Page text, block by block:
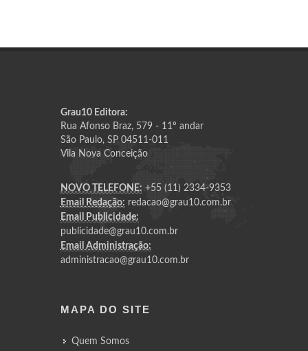
Grau10 Editora:
Rua Afonso Braz, 579 - 11º andar
São Paulo, SP 04511-011
Vila Nova Conceição
NOVO TELEFONE: +55 (11) 2334-9353
Email Redação: redacao@grau10.com.br
Email Publicidade:
publicidade@grau10.com.br
Email Administração:
administracao@grau10.com.br
MAPA DO SITE
Quem Somos